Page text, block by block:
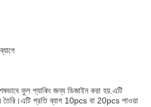
ফুল প্যাকিং জন্য ডিজাইন করা হয়.এটি
তৈরি।এটি প্রতি ব্যাগ 10pcs বা 20pcs পাওয়া